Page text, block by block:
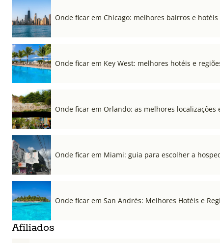
Onde ficar em Chicago: melhores bairros e
Onde ficar em Key West: melhores hotéis e
Onde ficar em Orlando: as melhores localizações
Onde ficar em Miami: guia para escolher a
Onde ficar em San Andrés: Melhores Hotéis e
Afiliados